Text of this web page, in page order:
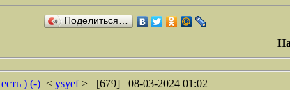
Поделиться…
) (-) < ysyef> [679] 08-03-2024 01:02